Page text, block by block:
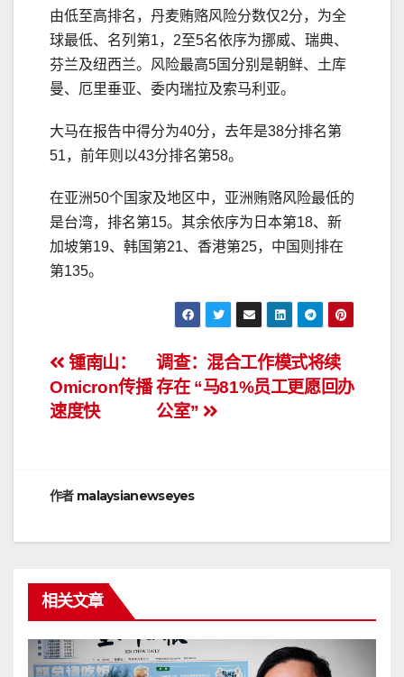
由低至高排名，丹麦贿赂风险分数仅2分，为全
球最低、名列第1，2至5名依序为挪威、瑞典、
芬兰及纽西兰。风险最高5国分别是朝鲜、土库
曼、厄里垂亚、委内瑞拉及索马利亚。
大马在报告中得分为40分，去年是38分排名第
51，前年则以43分排名第58。
在亚洲50个国家及地区中，亚洲贿赂风险最低的
是台湾，排名第15。其余依序为日本第18、新
加坡第19、韩国第21、香港第25，中国则排在
第135。
文
章
航
调查：混合工作模式将续
存在 “马81%员工更愿回办
公室”
锺南山：
Omicron传播
速度快
作者 malaysianewseyes
相关文章